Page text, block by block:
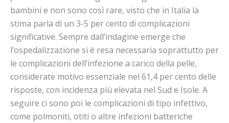
bambini e non sono così rare, visto che in Italia la
stima parla di un 3-5 per cento di complicazioni
significative. Sempre dall’indagine emerge che
l’ospedalizzazione si è resa necessaria soprattutto per
le complicazioni dell’infezione a carico della pelle,
considerate motivo essenziale nel 61,4 per cento delle
risposte, con incidenza più elevata nel Sud e Isole. A
seguire ci sono poi le complicazioni di tipo infettivo,
come polmoniti, otiti o altre infezioni batteriche